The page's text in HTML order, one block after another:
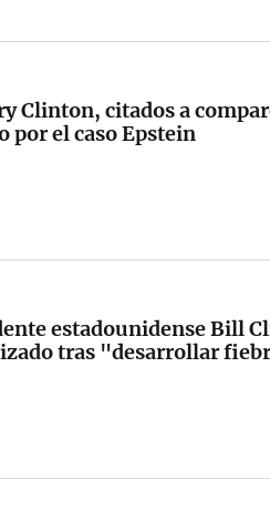
Clinton, citados a
por el caso Epstein
estadounidense Bill
tras "desarrollar